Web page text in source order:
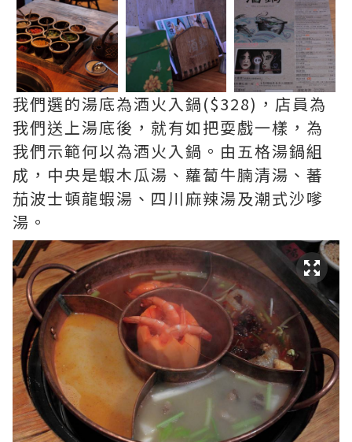
我們選的湯底為酒火入鍋($328)，店員為
我們送上湯底後，就有如把耍戲一樣，為
我們示範何以為酒火入鍋。由五格湯鍋組
成，中央是蝦木瓜湯、蘿蔔牛腩清湯、蕃
茄波士頓龍蝦湯、四川麻辣湯及潮式沙嗲
湯。